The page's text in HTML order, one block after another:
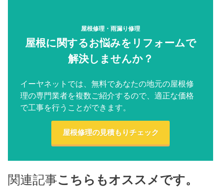
屋根修理・雨漏り修理
屋根に関するお悩みをリフォームで
解決しませんか？
イーヤネットでは、無料であなたの地元の屋根修
理の専門業者を複数ご紹介するので、適正な価格
で工事を行うことができます。
屋根修理の見積もりチェック
関連記事こちらもオススメです。